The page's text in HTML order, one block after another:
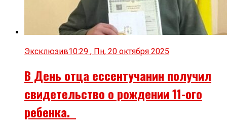
Эксклюзив10:29 , Пн, 20 октября 2025
В День отца ессентучанин получил
свидетельство о рождении 11-ого
ребенка.